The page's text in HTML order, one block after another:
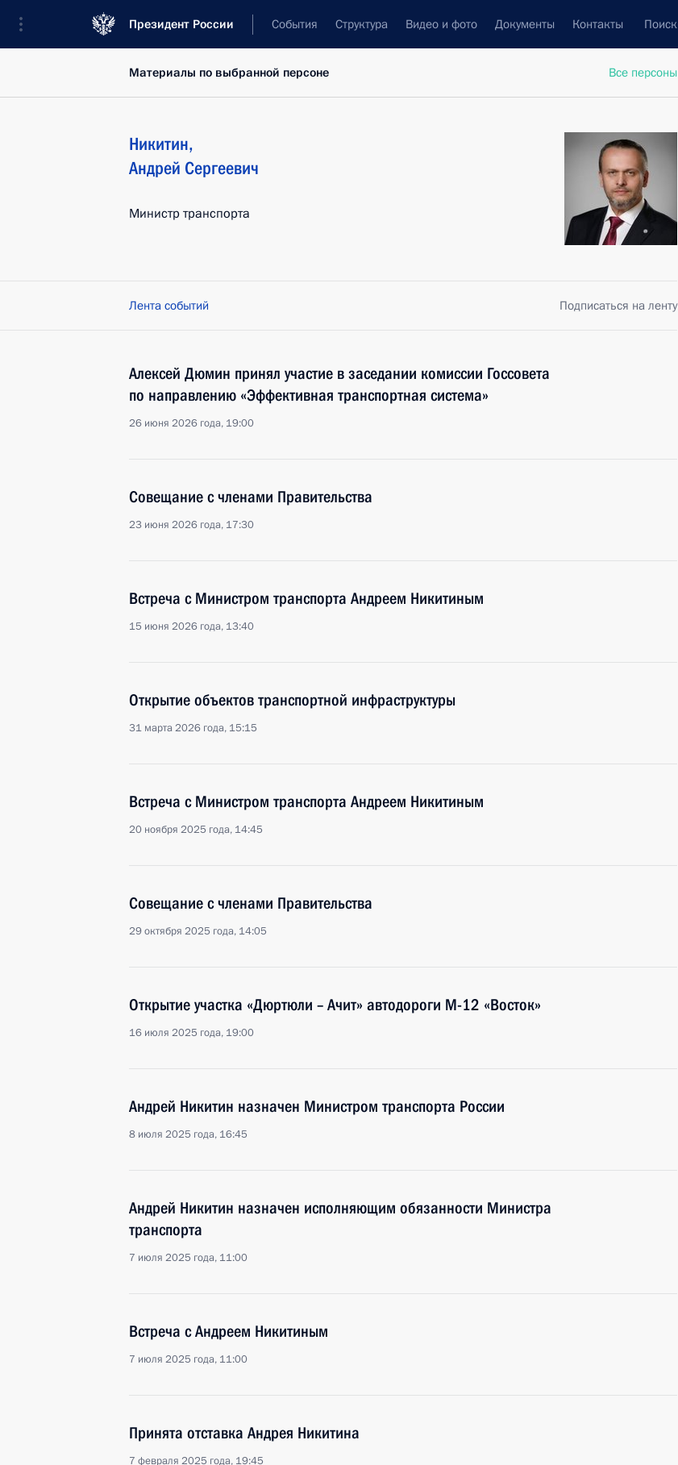
Президент России События Структура Видео и фото Документы Контакты Поиск
Все персоны
Материалы по выбранной персоне
Никитин,
Андрей Сергеевич
Министр транспорта
Лента событий Подписаться на ленту
Алексей Дюмин принял участие в заседании комиссии Госсовета
по направлению «Эффективная транспортная система»
26 июня 2026 года, 19:00
Совещание с членами Правительства
23 июня 2026 года, 17:30
Встреча с Министром транспорта Андреем Никитиным
15 июня 2026 года, 13:40
Открытие объектов транспортной инфраструктуры
31 марта 2026 года, 15:15
Встреча с Министром транспорта Андреем Никитиным
20 ноября 2025 года, 14:45
Совещание с членами Правительства
29 октября 2025 года, 14:05
Открытие участка «Дюртюли – Ачит» автодороги М-12 «Восток»
16 июля 2025 года, 19:00
Андрей Никитин назначен Министром транспорта России
8 июля 2025 года, 16:45
Андрей Никитин назначен исполняющим обязанности Министра
транспорта
7 июля 2025 года, 11:00
Встреча с Андреем Никитиным
7 июля 2025 года, 11:00
Принята отставка Андрея Никитина
7 февраля 2025 года, 19:45